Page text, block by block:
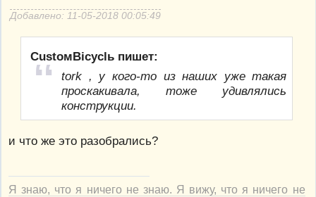
Добавлено: 11-05-2018 00:05:49
CustoмBicyclь пишет:
tork , у кого-то из наших уже такая
проскакивала, тоже удивлялись
конструкции.
и что же это разобрались?
Я знаю, что я ничего не знаю. Я вижу, что я ничего не